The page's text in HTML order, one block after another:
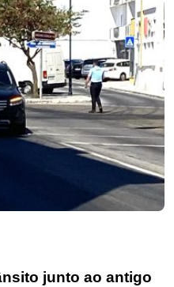
junto ao antigo